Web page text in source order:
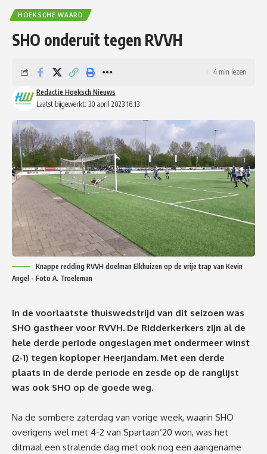
HOEKSCHE WAARD
SHO onderuit tegen RVVH
Laatst bijgewerkt: 30 april 2023 16:13
Redactie Hoeksch Nieuws
4 min lezen
Knappe redding RVVH doelman Elkhuizen op de vrije trap van Kevin
Angel - Foto A. Troeleman
In de voorlaatste thuiswedstrijd van dit seizoen was
SHO gastheer voor RVVH. De Ridderkerkers zijn al de
hele derde periode ongeslagen met ondermeer winst
(2-1) tegen koploper Heerjandam. Met een derde
plaats in de derde periode en zesde op de ranglijst
was ook SHO op de goede weg.
Na de sombere zaterdag van vorige week, waarin SHO
overigens wel met 4-2 van Spartaan’20 won, was het
ditmaal een stralende dag met ook nog een aangename